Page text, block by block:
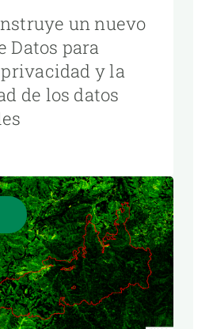
un nuevo
Datos para
y la
de los datos